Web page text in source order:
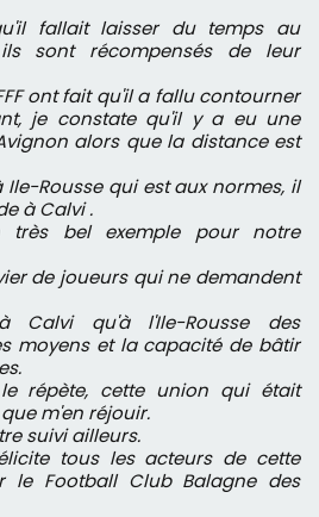
fallait laisser du temps au
sont récompensés de leur
ont fait qu'il a fallu contourner
je constate qu'il y a eu une
alors que la distance est
Rousse qui est aux normes, il
à Calvi .
bel exemple pour notre
de joueurs qui ne demandent
Calvi qu'à l'Ile-Rousse des
moyens et la capacité de bâtir
répète, cette union qui était
m'en réjouir.
suivi ailleurs.
tous les acteurs de cette
le Football Club Balagne des